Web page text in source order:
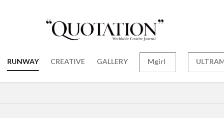
RUNWAY CREATIVE GALLERY Mgirl